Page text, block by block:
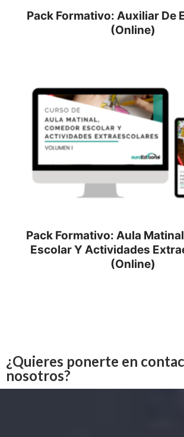
Pack Formativo: Auxiliar De
(Online)
Pack Formativo: Aula
Escolar Y Actividades
(Online)
¿Quieres ponerte en
nosotros?